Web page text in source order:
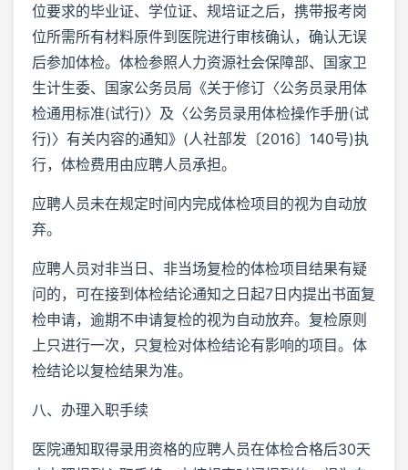
位要求的毕业证、学位证、规培证之后，携带报考岗
位所需所有材料原件到医院进行审核确认，确认无误
后参加体检。体检参照人力资源社会保障部、国家卫
生计生委、国家公务员局《关于修订〈公务员录用体
检通用标准(试行)〉及〈公务员录用体检操作手册(试
行)〉有关内容的通知》(人社部发〔2016〕140号)执
行，体检费用由应聘人员承担。
应聘人员未在规定时间内完成体检项目的视为自动放
弃。
应聘人员对非当日、非当场复检的体检项目结果有疑
问的，可在接到体检结论通知之日起7日内提出书面复
检申请，逾期不申请复检的视为自动放弃。复检原则
上只进行一次，只复检对体检结论有影响的项目。体
检结论以复检结果为准。
八、办理入职手续
医院通知取得录用资格的应聘人员在体检合格后30天